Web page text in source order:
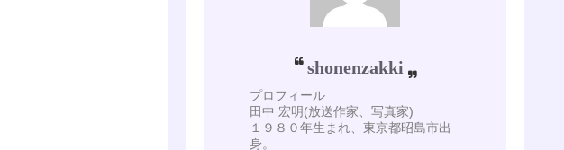
shonenzakki
プロフィール
田中 宏明(放送作家、写真家)
１９８０年生まれ、東京都昭島市出
身。